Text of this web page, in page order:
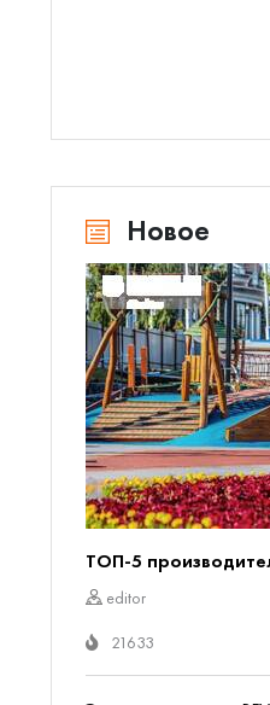
Новое
ТОП-5
editor
21633